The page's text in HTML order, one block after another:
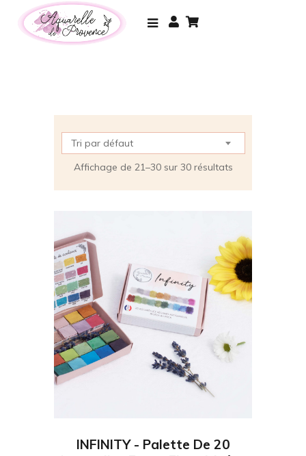
Tri par défaut
Affichage de 21–30 sur 30 résultats
INFINITY - Palette De 20